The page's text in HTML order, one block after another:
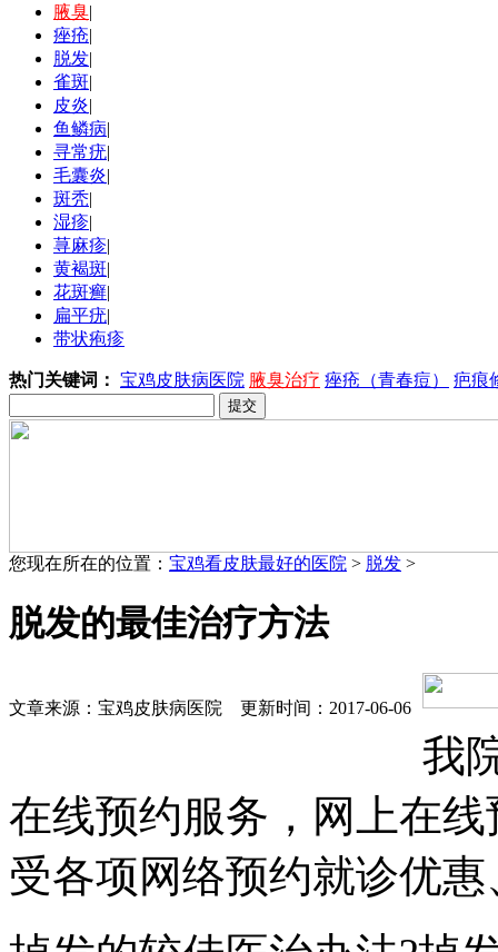
腋臭|
痤疮|
脱发|
雀斑|
皮炎|
鱼鳞病|
寻常疣|
毛囊炎|
斑秃|
湿疹|
荨麻疹|
黄褐斑|
花斑癣|
扁平疣|
带状疱疹
热门关键词： 宝鸡皮肤病医院 腋臭治疗 痤疮（青春痘） 疤痕
您现在所在的位置： 宝鸡看皮肤最好的医院 > 脱发 >
脱发的最佳治疗方法
文章来源：宝鸡皮肤病医院 更新时间：2017-06-06
我
在线预约服务，网上在
受各项网络预约就诊优